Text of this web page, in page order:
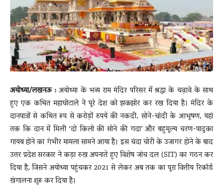
LIVE
अयोध्या/लखनऊ :अयोध्या के भव्य राम मंदिर परिसर में श्रद्धा के चढ़ावे के साथ
हुए एक कथित महाघोटाले ने पूरे देश को झकझोर कर रख दिया है। मंदिर के
दानपात्रों से कथित रूप से करोड़ों रुपये की नकदी, सोने-चांदी के आभूषण, यहां
तक कि दान में मिली ‘दो किलो की सोने की गदा’ और बहुमूल्य चरण-पादुका
गायब होने का गंभीर मामला सामने आया है। इस चंदा चोरी के उजागर होने के बाद
उत्तर प्रदेश सरकार ने कड़ा रुख अपनाते हुए विशेष जांच दल (SIT) का गठन कर
दिया है, जिसने अयोध्या पहुंचकर 2021 से लेकर अब तक का पूरा वित्तीय रिकॉर्ड
खंगालना शुरू कर दिया है।